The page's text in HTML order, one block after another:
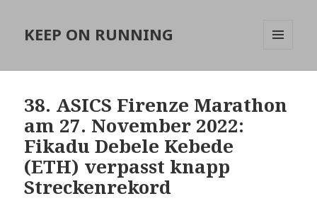
KEEP ON RUNNING
38. ASICS Firenze Marathon
am 27. November 2022:
Fikadu Debele Kebede
(ETH) verpasst knapp
Streckenrekord